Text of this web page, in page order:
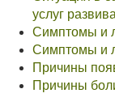
услуг
Симптомы и
Симптомы и
Причины
Причины